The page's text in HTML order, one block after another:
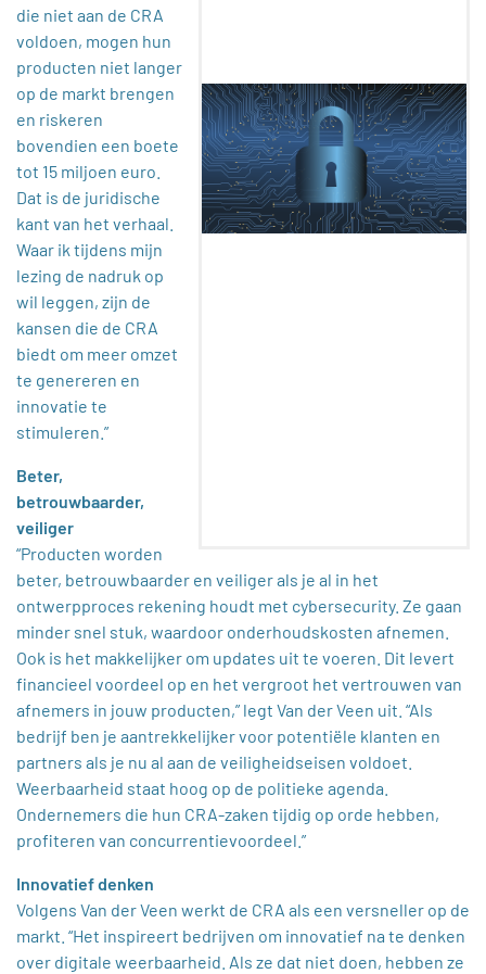
die niet aan de CRA
voldoen, mogen hun
producten niet langer
op de markt brengen
en riskeren
bovendien een boete
tot 15 miljoen euro.
Dat is de juridische
kant van het verhaal.
Waar ik tijdens mijn
lezing de nadruk op
wil leggen, zijn de
kansen die de CRA
biedt om meer omzet
te genereren en
innovatie te
stimuleren.”
Beter,
betrouwbaarder,
veiliger
“Producten worden
beter, betrouwbaarder en veiliger als je al in het
ontwerpproces rekening houdt met cybersecurity. Ze gaan
minder snel stuk, waardoor onderhoudskosten afnemen.
Ook is het makkelijker om updates uit te voeren. Dit levert
financieel voordeel op en het vergroot het vertrouwen van
afnemers in jouw producten,” legt Van der Veen uit. “Als
bedrijf ben je aantrekkelijker voor potentiële klanten en
partners als je nu al aan de veiligheidseisen voldoet.
Weerbaarheid staat hoog op de politieke agenda.
Ondernemers die hun CRA-zaken tijdig op orde hebben,
profiteren van concurrentievoordeel.”
Innovatief denken
Volgens Van der Veen werkt de CRA als een versneller op de
markt. “Het inspireert bedrijven om innovatief na te denken
over digitale weerbaarheid. Als ze dat niet doen, hebben ze